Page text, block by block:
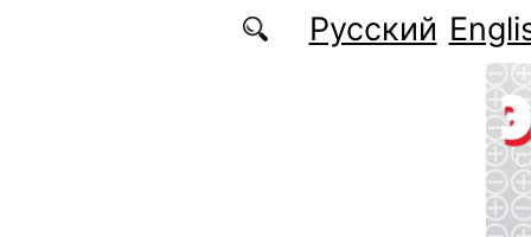
Перейти к основному содержаниюРусский